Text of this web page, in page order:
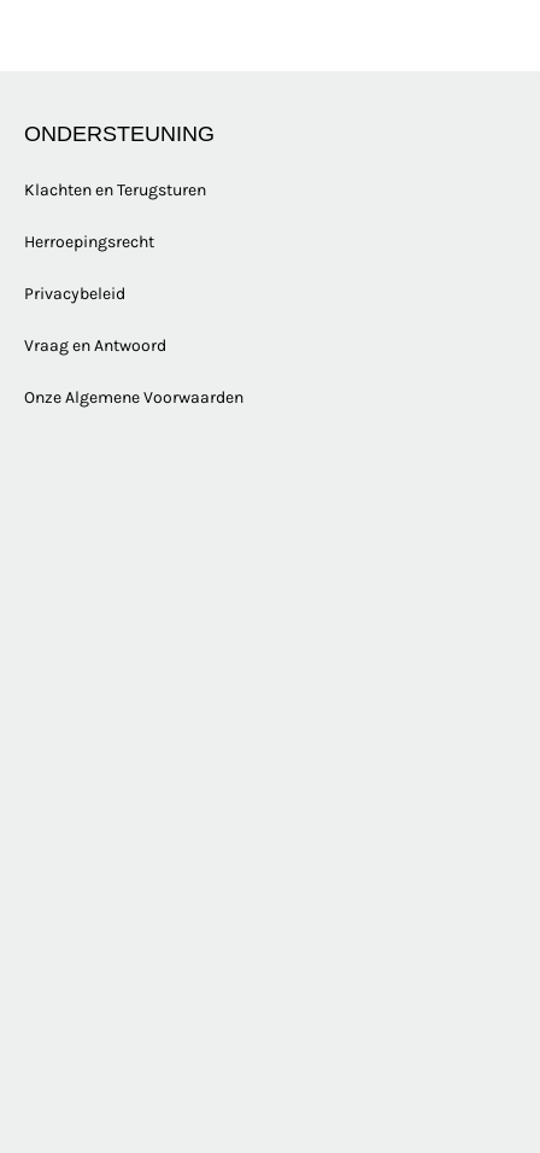
ONDERSTEUNING
Klachten en Terugsturen
Herroepingsrecht
Privacybeleid
Vraag en Antwoord
Onze Algemene Voorwaarden